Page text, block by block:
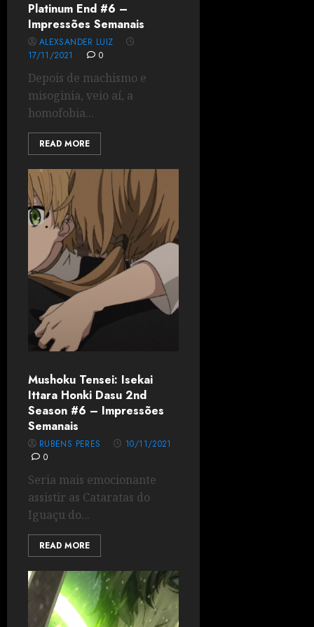
Platinum End #6 –
Impressões Semanais
ALEXSANDER LUIZ
17/11/2021
0
Depois de machismo e
misoginia, veio aí, a
homofobia...
READ MORE
Mushoku Tensei: Isekai
Ittara Honki Dasu 2nd
Season #6 – Impressões
Semanais
RUBENS PERES
10/11/2021
0
Seria mais emocionante
assistir as Cataratas do
Iguaçu do...
READ MORE